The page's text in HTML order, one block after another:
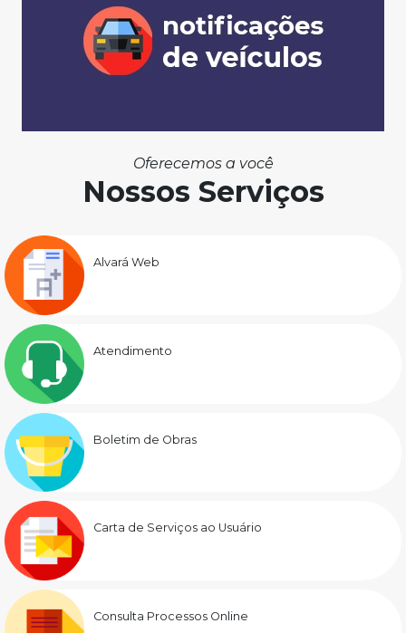
Oferecemos a você
Nossos Serviços
Alvará Web
Atendimento
Boletim de Obras
Carta de Serviços ao Usuário
Consulta Processos Online